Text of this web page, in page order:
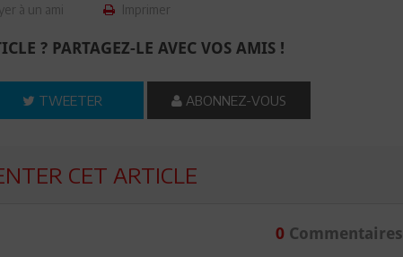
à un ami Imprimer
? PARTAGEZ-LE AVEC VOS AMIS !
TWEETER ABONNEZ-VOUS
CET ARTICLE
0Commentaires